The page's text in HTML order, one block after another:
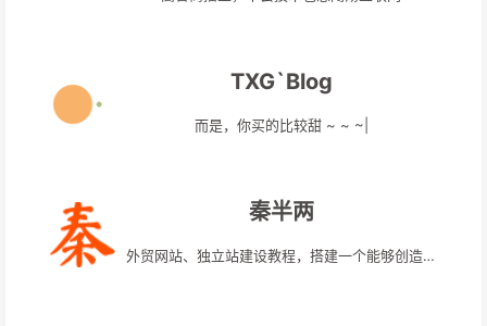
TXG`Blog
而是，你买的比较甜 ~ ~ ~|
秦半两
外贸网站、独立站建设教程，搭建一个能够创造价值的网站